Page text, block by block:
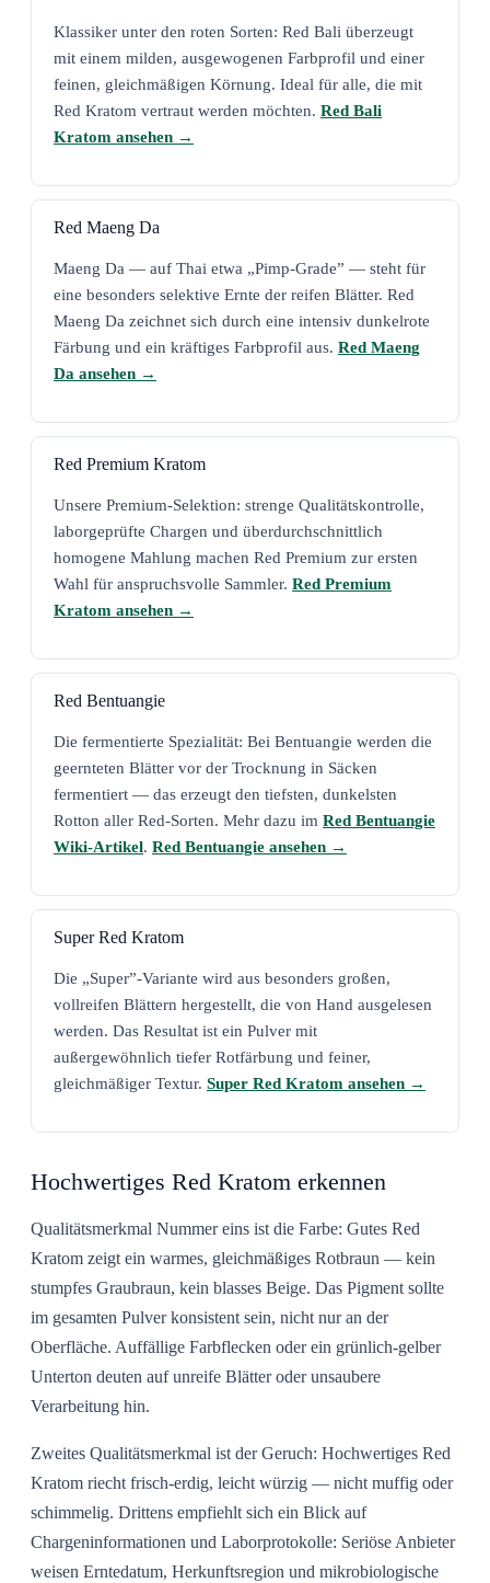
Klassiker unter den roten Sorten: Red Bali überzeugt
mit einem milden, ausgewogenen Farbprofil und einer
feinen, gleichmäßigen Körnung. Ideal für alle, die mit
Red Kratom vertraut werden möchten. Red Bali
Kratom ansehen →
Red Maeng Da
Maeng Da — auf Thai etwa „Pimp-Grade” — steht für
eine besonders selektive Ernte der reifen Blätter. Red
Maeng Da zeichnet sich durch eine intensiv dunkelrote
Färbung und ein kräftiges Farbprofil aus. Red Maeng
Da ansehen →
Red Premium Kratom
Unsere Premium-Selektion: strenge Qualitätskontrolle,
laborgeprüfte Chargen und überdurchschnittlich
homogene Mahlung machen Red Premium zur ersten
Wahl für anspruchsvolle Sammler. Red Premium
Kratom ansehen →
Red Bentuangie
Die fermentierte Spezialität: Bei Bentuangie werden die
geernteten Blätter vor der Trocknung in Säcken
fermentiert — das erzeugt den tiefsten, dunkelsten
Rotton aller Red-Sorten. Mehr dazu im Red Bentuangie
Wiki-Artikel. Red Bentuangie ansehen →
Super Red Kratom
Die „Super”-Variante wird aus besonders großen,
vollreifen Blättern hergestellt, die von Hand ausgelesen
werden. Das Resultat ist ein Pulver mit
außergewöhnlich tiefer Rotfärbung und feiner,
gleichmäßiger Textur. Super Red Kratom ansehen →
Hochwertiges Red Kratom erkennen
Qualitätsmerkmal Nummer eins ist die Farbe: Gutes Red
Kratom zeigt ein warmes, gleichmäßiges Rotbraun — kein
stumpfes Graubraun, kein blasses Beige. Das Pigment sollte
im gesamten Pulver konsistent sein, nicht nur an der
Oberfläche. Auffällige Farbflecken oder ein grünlich-gelber
Unterton deuten auf unreife Blätter oder unsaubere
Verarbeitung hin.
Zweites Qualitätsmerkmal ist der Geruch: Hochwertiges Red
Kratom riecht frisch-erdig, leicht würzig — nicht muffig oder
schimmelig. Drittens empfiehlt sich ein Blick auf
Chargeninformationen und Laborprotokolle: Seriöse Anbieter
weisen Erntedatum, Herkunftsregion und mikrobiologische